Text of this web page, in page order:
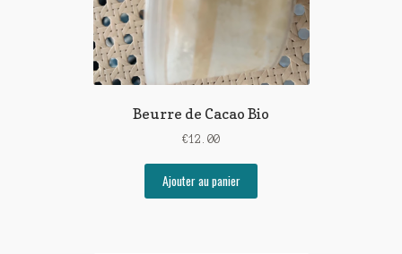
Beurre de Cacao Bio
€12.00
Ajouter au panier